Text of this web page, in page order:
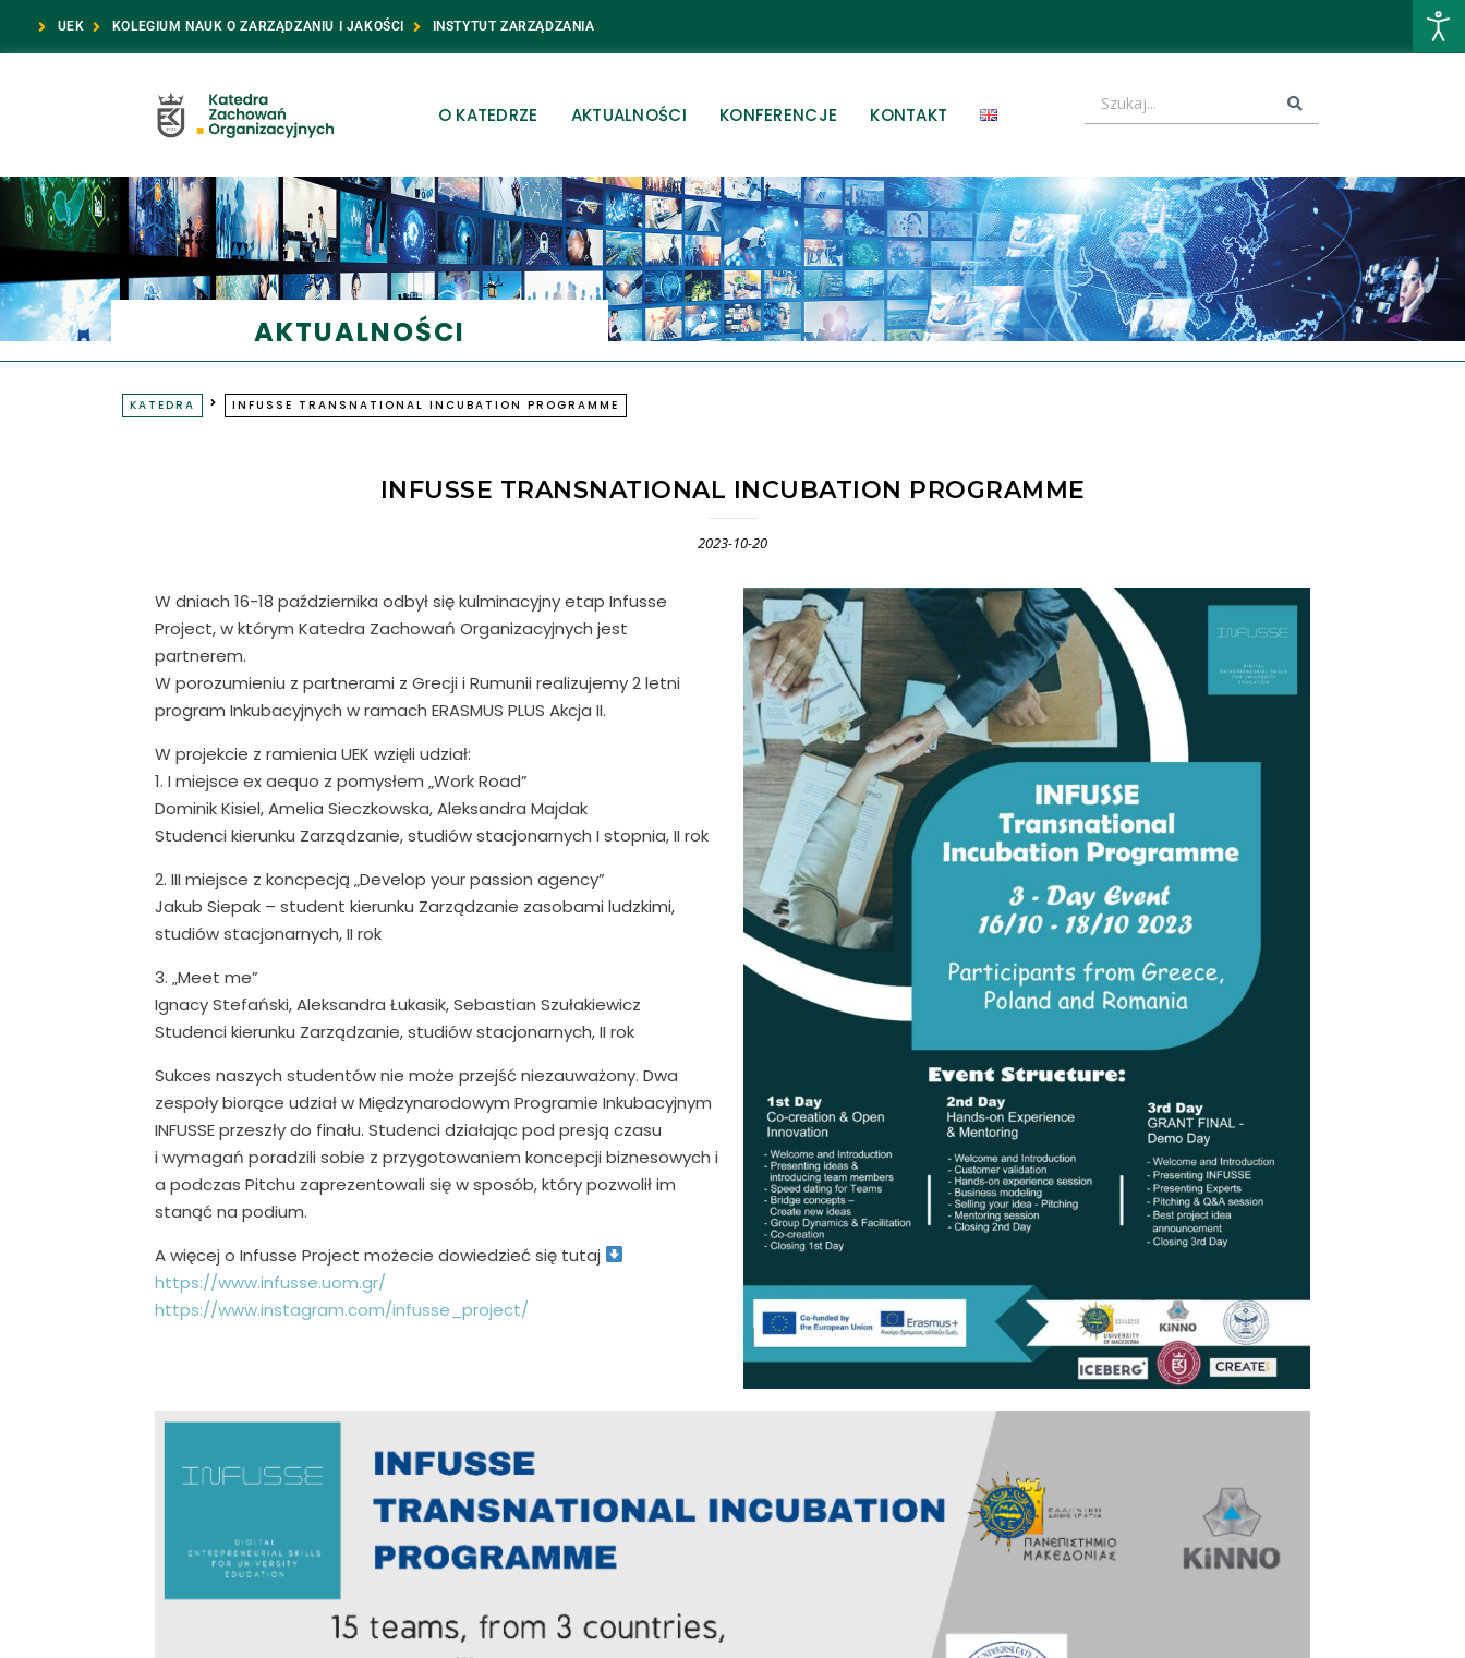
UEK KOLEGIUM NAUK O ZARZĄDZANIU I JAKOŚCI INSTYTUT ZARZĄDZANIA
O KATEDRZE AKTUALNOŚCI KONFERENCJE KONTAKT
AKTUALNOŚCI
KATEDRA INFUSSE TRANSNATIONAL INCUBATION PROGRAMME
INFUSSE TRANSNATIONAL INCUBATION PROGRAMME
2023-10-20
W dniach 16-18 października odbył się kulminacyjny etap Infusse
Project, w którym Katedra Zachowań Organizacyjnych jest
partnerem.
W porozumieniu z partnerami z Grecji i Rumunii realizujemy 2 letni
program Inkubacyjnych w ramach ERASMUS PLUS Akcja II.
W projekcie z ramienia UEK wzięli udział:
1. I miejsce ex aequo z pomysłem „Work Road”
Dominik Kisiel, Amelia Sieczkowska, Aleksandra Majdak
Studenci kierunku Zarządzanie, studiów stacjonarnych I stopnia, II rok
2. III miejsce z koncpecją „Develop your passion agency”
Jakub Siepak – student kierunku Zarządzanie zasobami ludzkimi,
studiów stacjonarnych, II rok
3. „Meet me”
Ignacy Stefański, Aleksandra Łukasik, Sebastian Szułakiewicz
Studenci kierunku Zarządzanie, studiów stacjonarnych, II rok
Sukces naszych studentów nie może przejść niezauważony. Dwa
zespoły biorące udział w Międzynarodowym Programie Inkubacyjnym
INFUSSE przeszły do finału. Studenci działając pod presją czasu
i wymagań poradzili sobie z przygotowaniem koncepcji biznesowych i
a podczas Pitchu zaprezentowali się w sposób, który pozwolił im
stanąć na podium.
A więcej o Infusse Project możecie dowiedzieć się tutaj
https://www.infusse.uom.gr/
https://www.instagram.com/infusse_project/